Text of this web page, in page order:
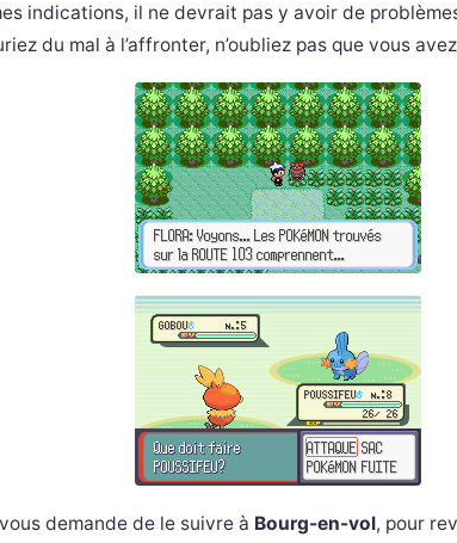
indications, il ne devrait pas y avoir de
du mal à l’affronter, n’oubliez pas que vous
demande de le suivre à Bourg-en-vol, pour